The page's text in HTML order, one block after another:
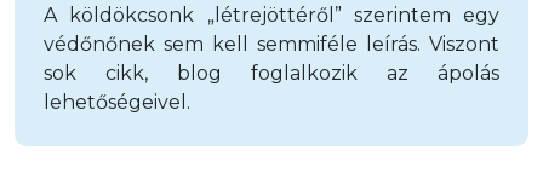
A köldökcsonk „létrejöttéről” szerintem egy
védőnőnek sem kell semmiféle leírás. Viszont
sok cikk, blog foglalkozik az ápolás
lehetőségeivel.